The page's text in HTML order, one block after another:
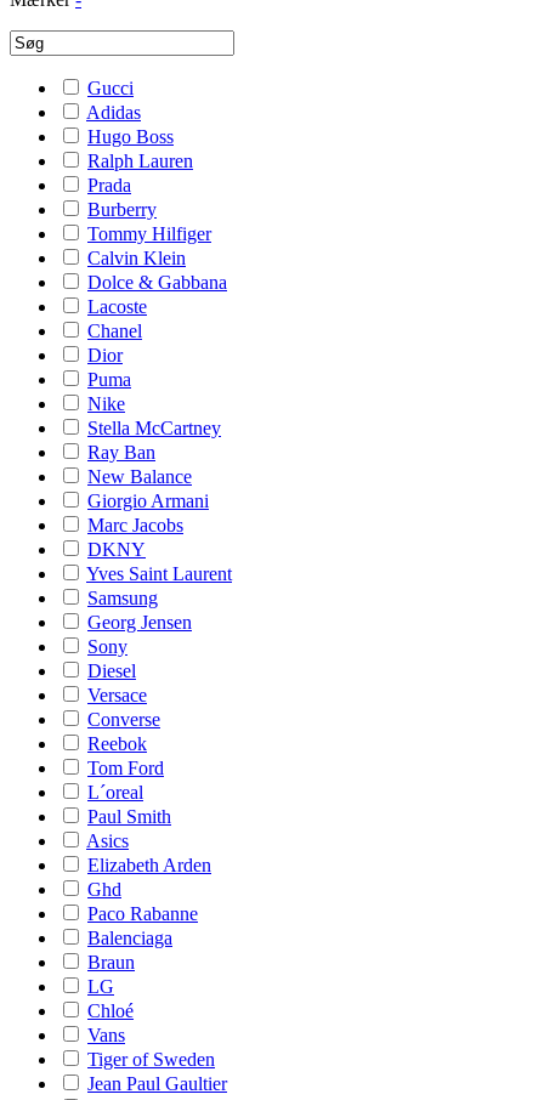
Gucci
Adidas
Hugo Boss
Ralph Lauren
Prada
Burberry
Tommy Hilfiger
Calvin Klein
Dolce & Gabbana
Lacoste
Chanel
Dior
Puma
Nike
Stella McCartney
Ray Ban
New Balance
Giorgio Armani
Marc Jacobs
DKNY
Yves Saint Laurent
Samsung
Georg Jensen
Sony
Diesel
Versace
Converse
Reebok
Tom Ford
L´oreal
Paul Smith
Asics
Elizabeth Arden
Ghd
Paco Rabanne
Balenciaga
Braun
LG
Chloé
Vans
Tiger of Sweden
Jean Paul Gaultier